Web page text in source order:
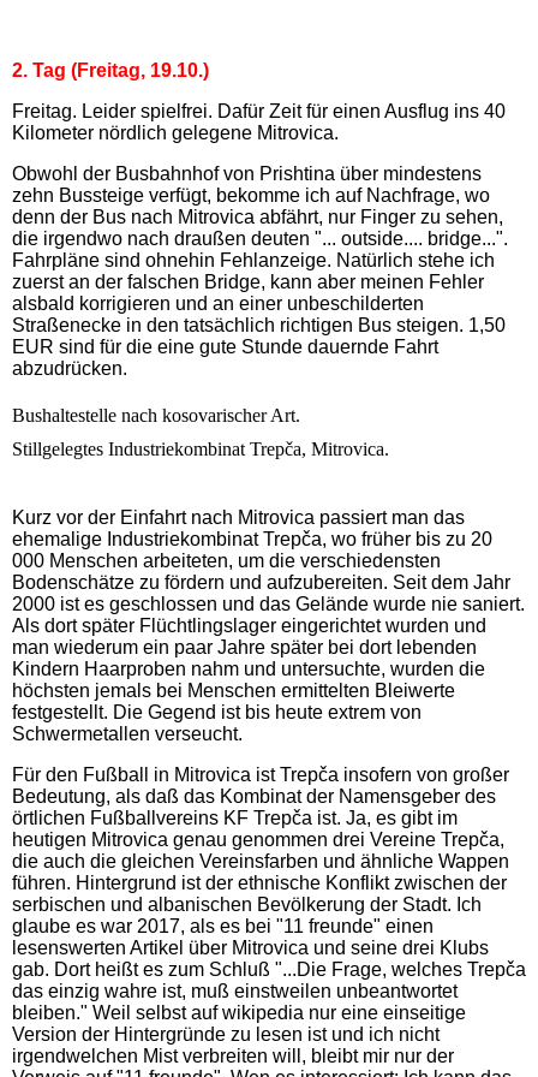
2. Tag (Freitag, 19.10.)
Freitag. Leider spielfrei. Dafür Zeit für einen Ausflug ins 40
Kilometer nördlich gelegene Mitrovica.
Obwohl der Busbahnhof von Prishtina über mindestens
zehn Bussteige verfügt, bekomme ich auf Nachfrage, wo
denn der Bus nach Mitrovica abfährt, nur Finger zu sehen,
die irgendwo nach draußen deuten "... outside.... bridge...".
Fahrpläne sind ohnehin Fehlanzeige. Natürlich stehe ich
zuerst an der falschen Bridge, kann aber meinen Fehler
alsbald korrigieren und an einer unbeschilderten
Straßenecke in den tatsächlich richtigen Bus steigen. 1,50
EUR sind für die eine gute Stunde dauernde Fahrt
abzudrücken.
Bushaltestelle nach kosovarischer Art.
Stillgelegtes Industriekombinat Trepča, Mitrovica.
Kurz vor der Einfahrt nach Mitrovica passiert man das
ehemalige Industriekombinat Trepča, wo früher bis zu 20
000 Menschen arbeiteten, um die verschiedensten
Bodenschätze zu fördern und aufzubereiten. Seit dem Jahr
2000 ist es geschlossen und das Gelände wurde nie saniert.
Als dort später Flüchtlingslager eingerichtet wurden und
man wiederum ein paar Jahre später bei dort lebenden
Kindern Haarproben nahm und untersuchte, wurden die
höchsten jemals bei Menschen ermittelten Bleiwerte
festgestellt. Die Gegend ist bis heute extrem von
Schwermetallen verseucht.
Für den Fußball in Mitrovica ist Trepča insofern von großer
Bedeutung, als daß das Kombinat der Namensgeber des
örtlichen Fußballvereins KF Trepča ist. Ja, es gibt im
heutigen Mitrovica genau genommen drei Vereine Trepča,
die auch die gleichen Vereinsfarben und ähnliche Wappen
führen. Hintergrund ist der ethnische Konflikt zwischen der
serbischen und albanischen Bevölkerung der Stadt. Ich
glaube es war 2017, als es bei "11 freunde" einen
lesenswerten Artikel über Mitrovica und seine drei Klubs
gab. Dort heißt es zum Schluß "...Die Frage, welches Trepča
das einzig wahre ist, muß einstweilen unbeantwortet
bleiben." Weil selbst auf wikipedia nur eine einseitige
Version der Hintergründe zu lesen ist und ich nicht
irgendwelchen Mist verbreiten will, bleibt mir nur der